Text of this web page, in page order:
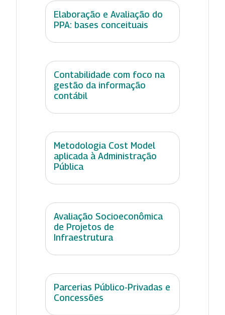
Elaboração e Avaliação do
PPA: bases conceituais
Contabilidade com foco na
gestão da informação
contábil
Metodologia Cost Model
aplicada à Administração
Pública
Avaliação Socioeconômica
de Projetos de
Infraestrutura
Parcerias Público-Privadas e
Concessões